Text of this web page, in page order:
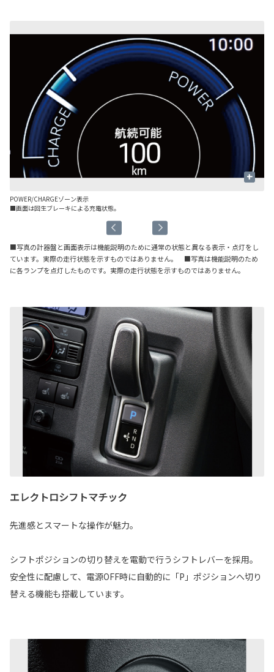
+
POWER/CHARGEゾーン表示
■画面は回生ブレーキによる充電状態。
■写真の計器盤と画面表示は機能説明のために通常の状態と異なる表示・点灯をし
ています。実際の走行状態を示すものではありません。 ■写真は機能説明のため
に各ランプを点灯したものです。実際の走行状態を示すものではありません。
エレクトロシフトマチック
先進感とスマートな操作が魅力。
シフトポジションの切り替えを電動で行うシフトレバーを採用。
安全性に配慮して、電源OFF時に自動的に「P」ポジションへ切り
替える機能も搭載しています。